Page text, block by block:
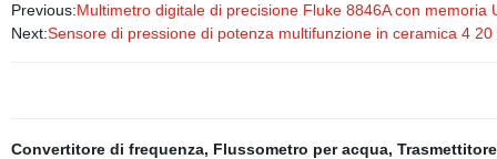
Previous:Multimetro digitale di precisione Fluke 8846A con memoria
Next:Sensore di pressione di potenza multifunzione in ceramica 4
Convertitore di frequenza, Flussometro per acqua,